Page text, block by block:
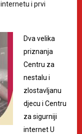
i prvi
Dva velika
priznanja
Centru za
nestalu i
zlostavljanu
djecu i Centru
za sigurniji
internet U